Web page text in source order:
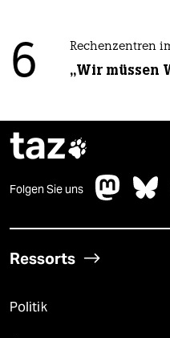
6 Rechenzentren
„Wir müssen
taz
Folgen Sie uns
Ressorts
Politik